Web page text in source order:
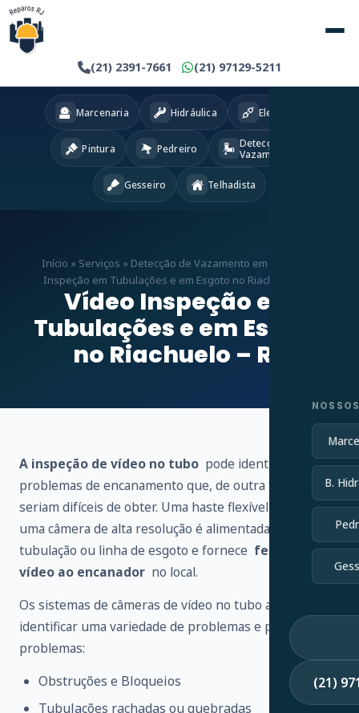
(21) 2391-7661 (21) 97129-5211
B.
(21)
Marcenaria Hidráulica Eletricista
Pintura Pedreiro
Detecção
Vazamentos
Gesseiro Telhadista
Início » Serviços » Detecção de Vazamento em RJ
Inspeção em Tubulações e em Esgoto no Riachuelo – RJ
Vídeo Inspeção em
Tubulações e em Esgoto
no Riachuelo – RJ
A inspeção de vídeo no tubo pode identificar vários
problemas de encanamento que, de outra forma,
seriam difíceis de obter. Uma haste flexível conectada a
uma câmera de alta resolução é alimentada através de
tubulação ou linha de esgoto e fornece feedback de
vídeo ao encanador no local.
Os sistemas de câmeras de vídeo no tubo ajudam a
identificar uma variedade de problemas e possíveis
problemas:
Obstruções e Bloqueios
Tubulações rachadas ou quebradas